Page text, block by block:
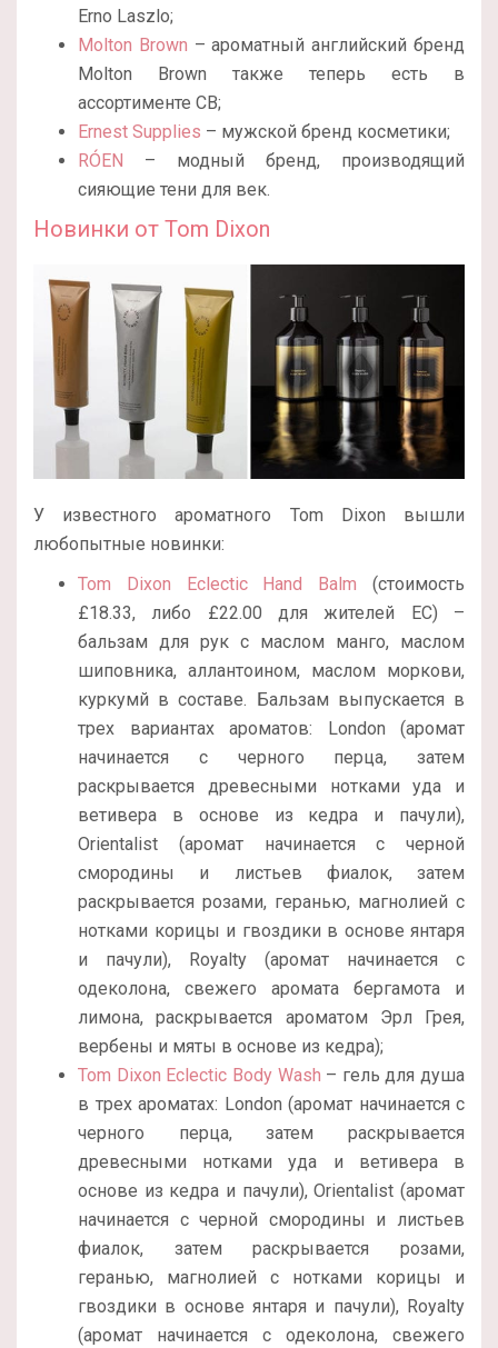
Erno Laszlo;
Molton Brown – ароматный английский бренд
Molton Brown также теперь есть в
ассортименте CB;
Ernest Supplies – мужской бренд косметики;
RÓEN
– модный бренд, производящий
сияющие тени для век.
Новинки от Tom Dixon
У известного ароматного Tom Dixon вышли
любопытные новинки:
Tom Dixon Eclectic Hand Balm (стоимость
£18.33, либо £22.00 для жителей ЕС) –
бальзам для рук с маслом манго, маслом
шиповника, аллантоином, маслом моркови,
куркумй в составе. Бальзам выпускается в
трех вариантах ароматов: London (аромат
начинается с черного перца, затем
раскрывается древесными нотками уда и
ветивера в основе из кедра и пачули),
Orientalist (аромат начинается с черной
смородины и листьев фиалок, затем
раскрывается розами, геранью, магнолией с
нотками корицы и гвоздики в основе янтаря
и пачули), Royalty (аромат начинается с
одеколона, свежего аромата бергамота и
лимона, раскрывается ароматом Эрл Грея,
вербены и мяты в основе из кедра);
Tom Dixon Eclectic Body Wash – гель для душа
в трех ароматах: London (аромат начинается с
черного перца, затем раскрывается
древесными нотками уда и ветивера в
основе из кедра и пачули), Orientalist (аромат
начинается с черной смородины и листьев
фиалок, затем раскрывается розами,
геранью, магнолией с нотками корицы и
гвоздики в основе янтаря и пачули), Royalty
(аромат начинается с одеколона, свежего